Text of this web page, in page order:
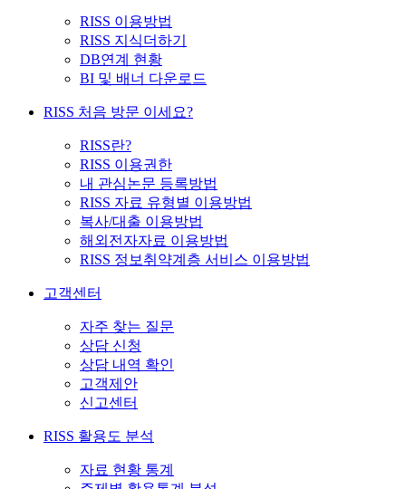
RISS 이용방법
RISS 지식더하기
DB연계 현황
BI 및 배너 다운로드
RISS 처음 방문 이세요?
RISS란?
RISS 이용권한
내 관심논문 등록방법
RISS 자료 유형별 이용방법
복사/대출 이용방법
해외전자자료 이용방법
RISS 정보취약계층 서비스 이용방법
고객센터
자주 찾는 질문
상담 신청
상담 내역 확인
고객제안
신고센터
RISS 활용도 분석
자료 현황 통계